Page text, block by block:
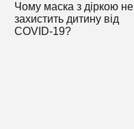
Чому маска з діркою не
захистить дитину від
COVID-19?